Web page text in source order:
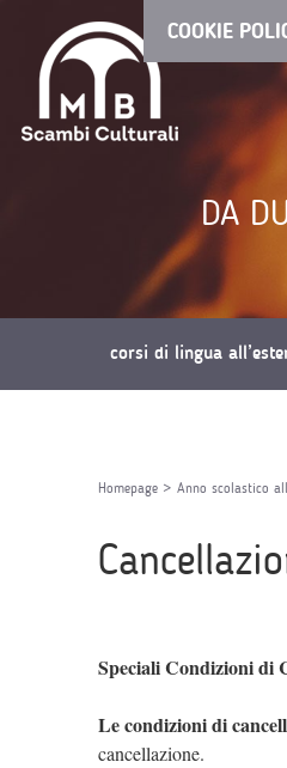
COOKIE
DA
corsi di lingua
Homepage > Anno scolastico
Speciali Condizioni di
Le condizioni di
cancellazione.